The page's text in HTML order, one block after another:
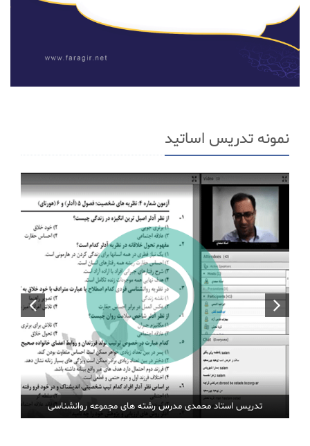
نمونه تدریس اساتید
تدریس استاد محمدی مدرس رشته های مجموعه روانشناسی